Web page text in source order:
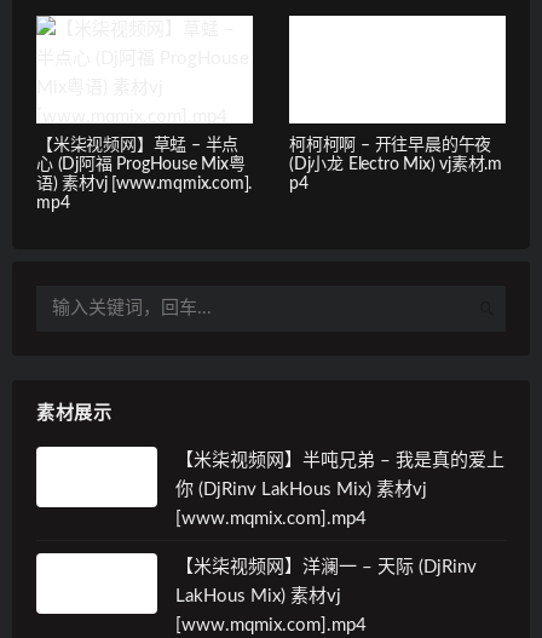
【米柒视频网】草蜢 – 半点
心 (Dj阿福 ProgHouse Mix粤
语) 素材vj [www.mqmix.com].
mp4
柯柯柯啊 – 开往早晨的午夜
(Dj小龙 Electro Mix) vj素材.m
p4
素材展示
【米柒视频网】半吨兄弟 – 我是真的爱上
你 (DjRinv LakHous Mix) 素材vj
[www.mqmix.com].mp4
【米柒视频网】洋澜一 – 天际 (DjRinv
LakHous Mix) 素材vj
[www.mqmix.com].mp4